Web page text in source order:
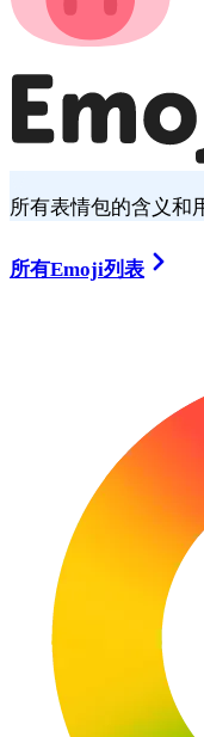
所有表情包的含义和
所有Emoji列表